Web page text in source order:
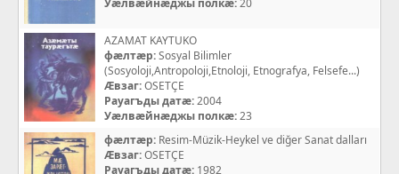
Уæлвæйнæджы полкæ:20
AZAMAT KAYTUKO
фæлтæр:Sosyal Bilimler
(Sosyoloji,Antropoloji,Etnoloji, Etnografya, Felsefe...)
Æвзаг:OSETÇE
Рауагъды датæ:2004
Уæлвæйнæджы полкæ:23
фæлтæр: Resim-Müzik-Heykel ve diğer Sanat dalları
Æвзаг:OSETÇE
Рауагъды датæ: 1982